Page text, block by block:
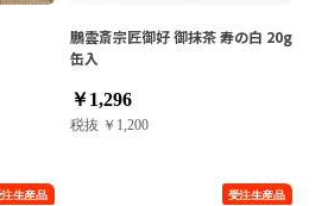
鵬雲斎宗匠御好 御抹茶 寿の白 20g
缶入
￥1,296
税抜 ￥1,200